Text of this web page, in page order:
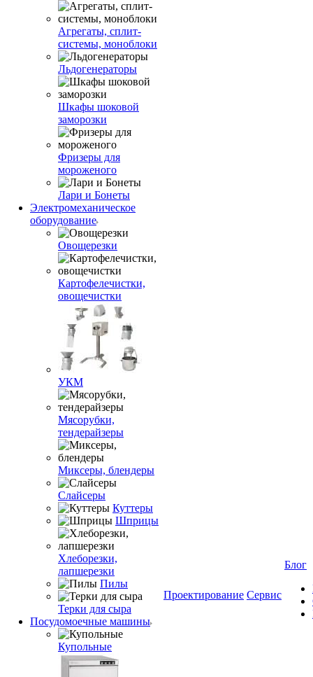
Агрегаты, сплит-
системы, моноблоки
Льдогенераторы
Шкафы шоковой
заморозки
Фризеры для
мороженого
Лари и Бонеты
Электромеханическое
оборудование
Овощерезки
Картофелечистки,
овощечистки
УКМ
Мясорубки,
тендерайзеры
Миксеры, блендеры
Слайсеры
Куттеры
Шприцы
Хлеборезки,
лапшерезки
Пилы
Терки для сыра
Посудомоечные машины
Купольные
Проектирование Сервис
Блог